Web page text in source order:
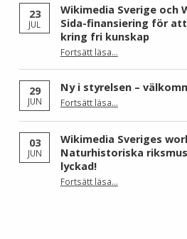
23
JUL
Wikimedia Sverige och
Sida-finansiering för
kring fri kunskap
Fortsätt läsa“Wikimedia Sverige och Wikimedia Brasil får Sida-finansiering för att stärka civilsamhället kring fri kunskap”
…
29
JUN
Ny i styrelsen –
Fortsätt läsa“Ny i styrelsen – välkommen Antonio Molin!”
…
03
JUN
Wikimedia Sveriges
Naturhistoriska
lyckad!
Fortsätt läsa“Wikimedia Sveriges workshop på Naturhistoriska riksmuseet blev väldigt lyckad!”
…